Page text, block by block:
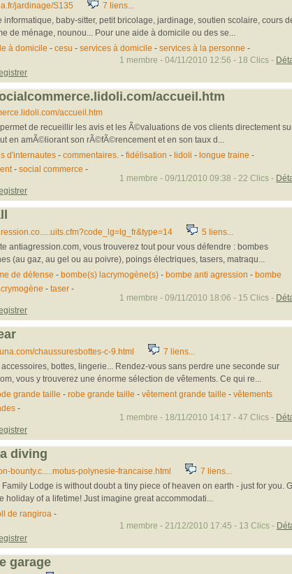
jardinage/S135 7 liens...
informatique, baby-sitter, petit bricolage, jardinage, soutien scolaire, cours
de ménage, nounou... Pour une aide à domicile ou des se...
à domicile - cesu - services à domicile - services à la personne -
1 membre - 04/11/2010 12:56 - 18 Clics -
accueil.htm
accueil.htm
de recueillir les avis et les Ã©valuations de vos clients directement
en amÃ©liorant son rÃ©fÃ©rencement et en son taux d...
d'internautes- commentaires. - fidélisation - lidoli - longue traine -
- social commerce -
1 membre - 09/11/2010 09:38 - 22 Clics -
5 liens...
antiagression.com, vous trouverez tout pour vous défendre : bombes
(au gaz, au gel ou au poivre), poings électriques, tasers, matraqu...
de défense - bombe(s) lacrymogène(s)- bombe anti agression - bombe
- taser-
1 membre - 09/11/2010 18:06 - 15 Clics -
chaussuresbottes-c-9.html 7 liens...
bottes, lingerie... Rendez-vous sans perdre une seconde sur
vous y trouverez une énorme sélection de vêtements. Ce qui re...
grande taille - robe grande taille - vêtement grande taille - vêtements
-
1 membre - 18/11/2010 14:17 - 47 Clics -
diving
bounty.c.....motus-polynesie-francaise.html 7 liens...
Family Lodge is without doubt a tiny piece of heaven on earth - just for you.
holiday of a lifetime! Just imagine great accommodati...
de rangiroa -
1 membre - 21/12/2010 17:45 - 13 Clics -
garage